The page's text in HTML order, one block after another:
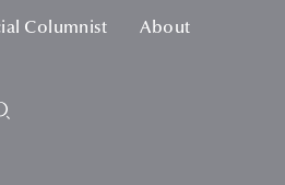
Columnist
About